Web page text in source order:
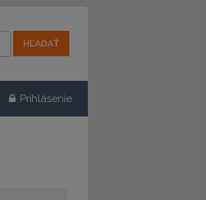
Prihlásenie